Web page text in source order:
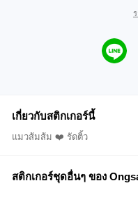
เกี่ยวกับสติกเกอร์นี้
แมวส้มส้ม ❤️ รัดติ้ว
สติกเกอร์ชุดอื่นๆ ของ